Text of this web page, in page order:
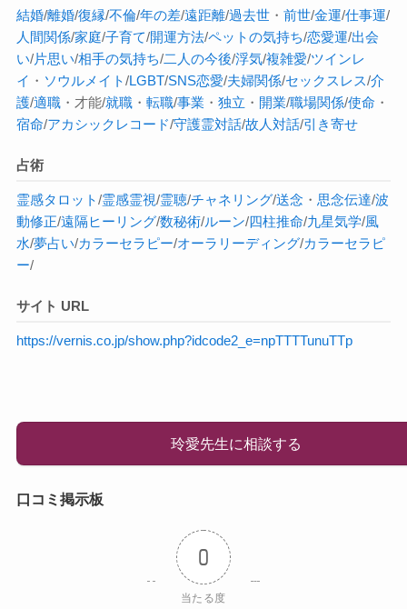
結婚/離婚/復縁/不倫/年の差/遠距離/過去世・ 前世/金運/仕事運/
人間関係/家庭/子育て/開運方法/ペットの気持ち/恋愛運/出会
い/片思い/相手の気持ち/二人の今後/浮気/複雑愛/ツインレ
イ ・ ソウルメイト/LGBT/SNS恋愛/夫婦関係/セックスレス/介
護/適職・才能/就職・ 転職/事業 ・ 独立 ・ 開業/職場関係/使命 ・
宿命/アカシックレコード/守護霊対話/故人対話/引き寄せ
占術
霊感タロット/霊感霊視/霊聴/チャネリング/送念 ・ 思念伝達/波
動修正/遠隔ヒーリング/数秘術/ルーン/四柱推命/九星気学/風
水/夢占い/カラーセラピー/オーラ リーディング/カラーセラピ
ー/
サイト URL
https://vernis.co.jp/show.php?idcode2_e=npTTTTunuTTp
玲愛先生に相談する
口コミ掲示板
0
当たる度